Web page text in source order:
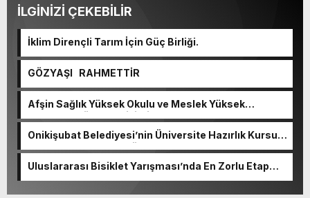
İLGİNİZİ ÇEKEBİLİR
İklim Dirençli Tarım İçin Güç Birliği.
GÖZYAŞI RAHMETTİR
Afşin Sağlık Yüksek Okulu ve Meslek Yüksek
Okulunda görev değişimi!
Onikişubat Belediyesi’nin Üniversite Hazırlık Kursu
başvurularında son gün 7 Ağustos.
Uluslararası Bisiklet Yarışması’nda En Zorlu Etap